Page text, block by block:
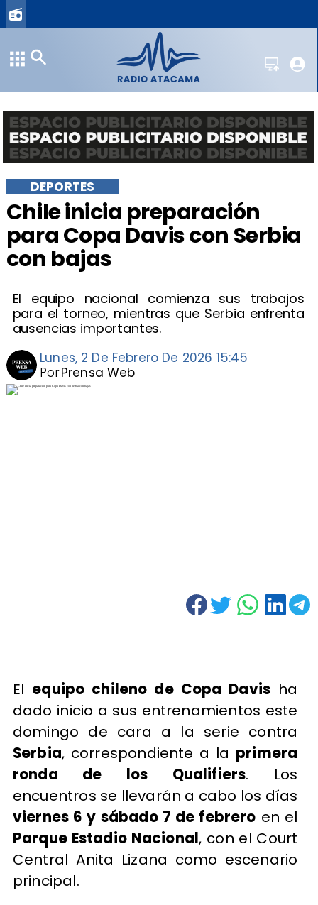
Chile inicia preparación
para Copa Davis con Serbia
con bajas
El equipo nacional comienza sus trabajos
para el torneo, mientras que Serbia enfrenta
ausencias importantes.
DEPORTES
Lunes, 2 De Febrero De 2026 15:45
Prensa Web
Por
El equipo chileno de Copa Davis ha
dado inicio a sus entrenamientos este
domingo de cara a la serie contra
Serbia, correspondiente a la primera
ronda de los Qualifiers. Los
encuentros se llevarán a cabo los días
viernes 6 y sábado 7 de febrero en el
Parque Estadio Nacional, con el Court
Central Anita Lizana como escenario
principal.